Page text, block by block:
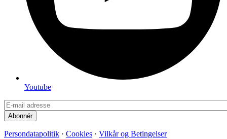
Youtube
Persondatapolitik · Cookies · Vilkår og Betingelser